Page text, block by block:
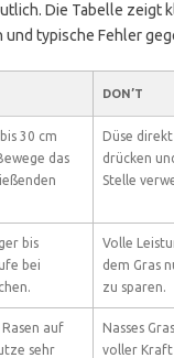
Die Tabelle zeigt
und typische Fehler
DON’T
30 cm
das
Düse
drücken
Stelle
bis
bei
Volle
dem Gras
zu sparen.
auf
sehr
Nasses
voller Kraft